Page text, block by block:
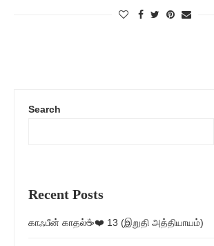
Search
Recent Posts
காஃபீன் காதல்☕❤️ 13 (இறுதி அத்தியாயம்)